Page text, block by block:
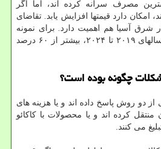
مصرف سرانه کرده اند، اما اگر
امکان دارد قیمتها افزایش یابد. تقاضای
شرق آسیا هم اهمیت دارد. برای نمونه
مصرف قهوه در چین بین سالهای ۲۰۱۹ تا ۲۰۲۴، بیشتر از ۶۰ درصد
چگونه بوده است؟
از دو روش پاسخ داده اند و یا هزینه های
منتقل کرده اند و یا محصولات با کاکائو
می کنند.